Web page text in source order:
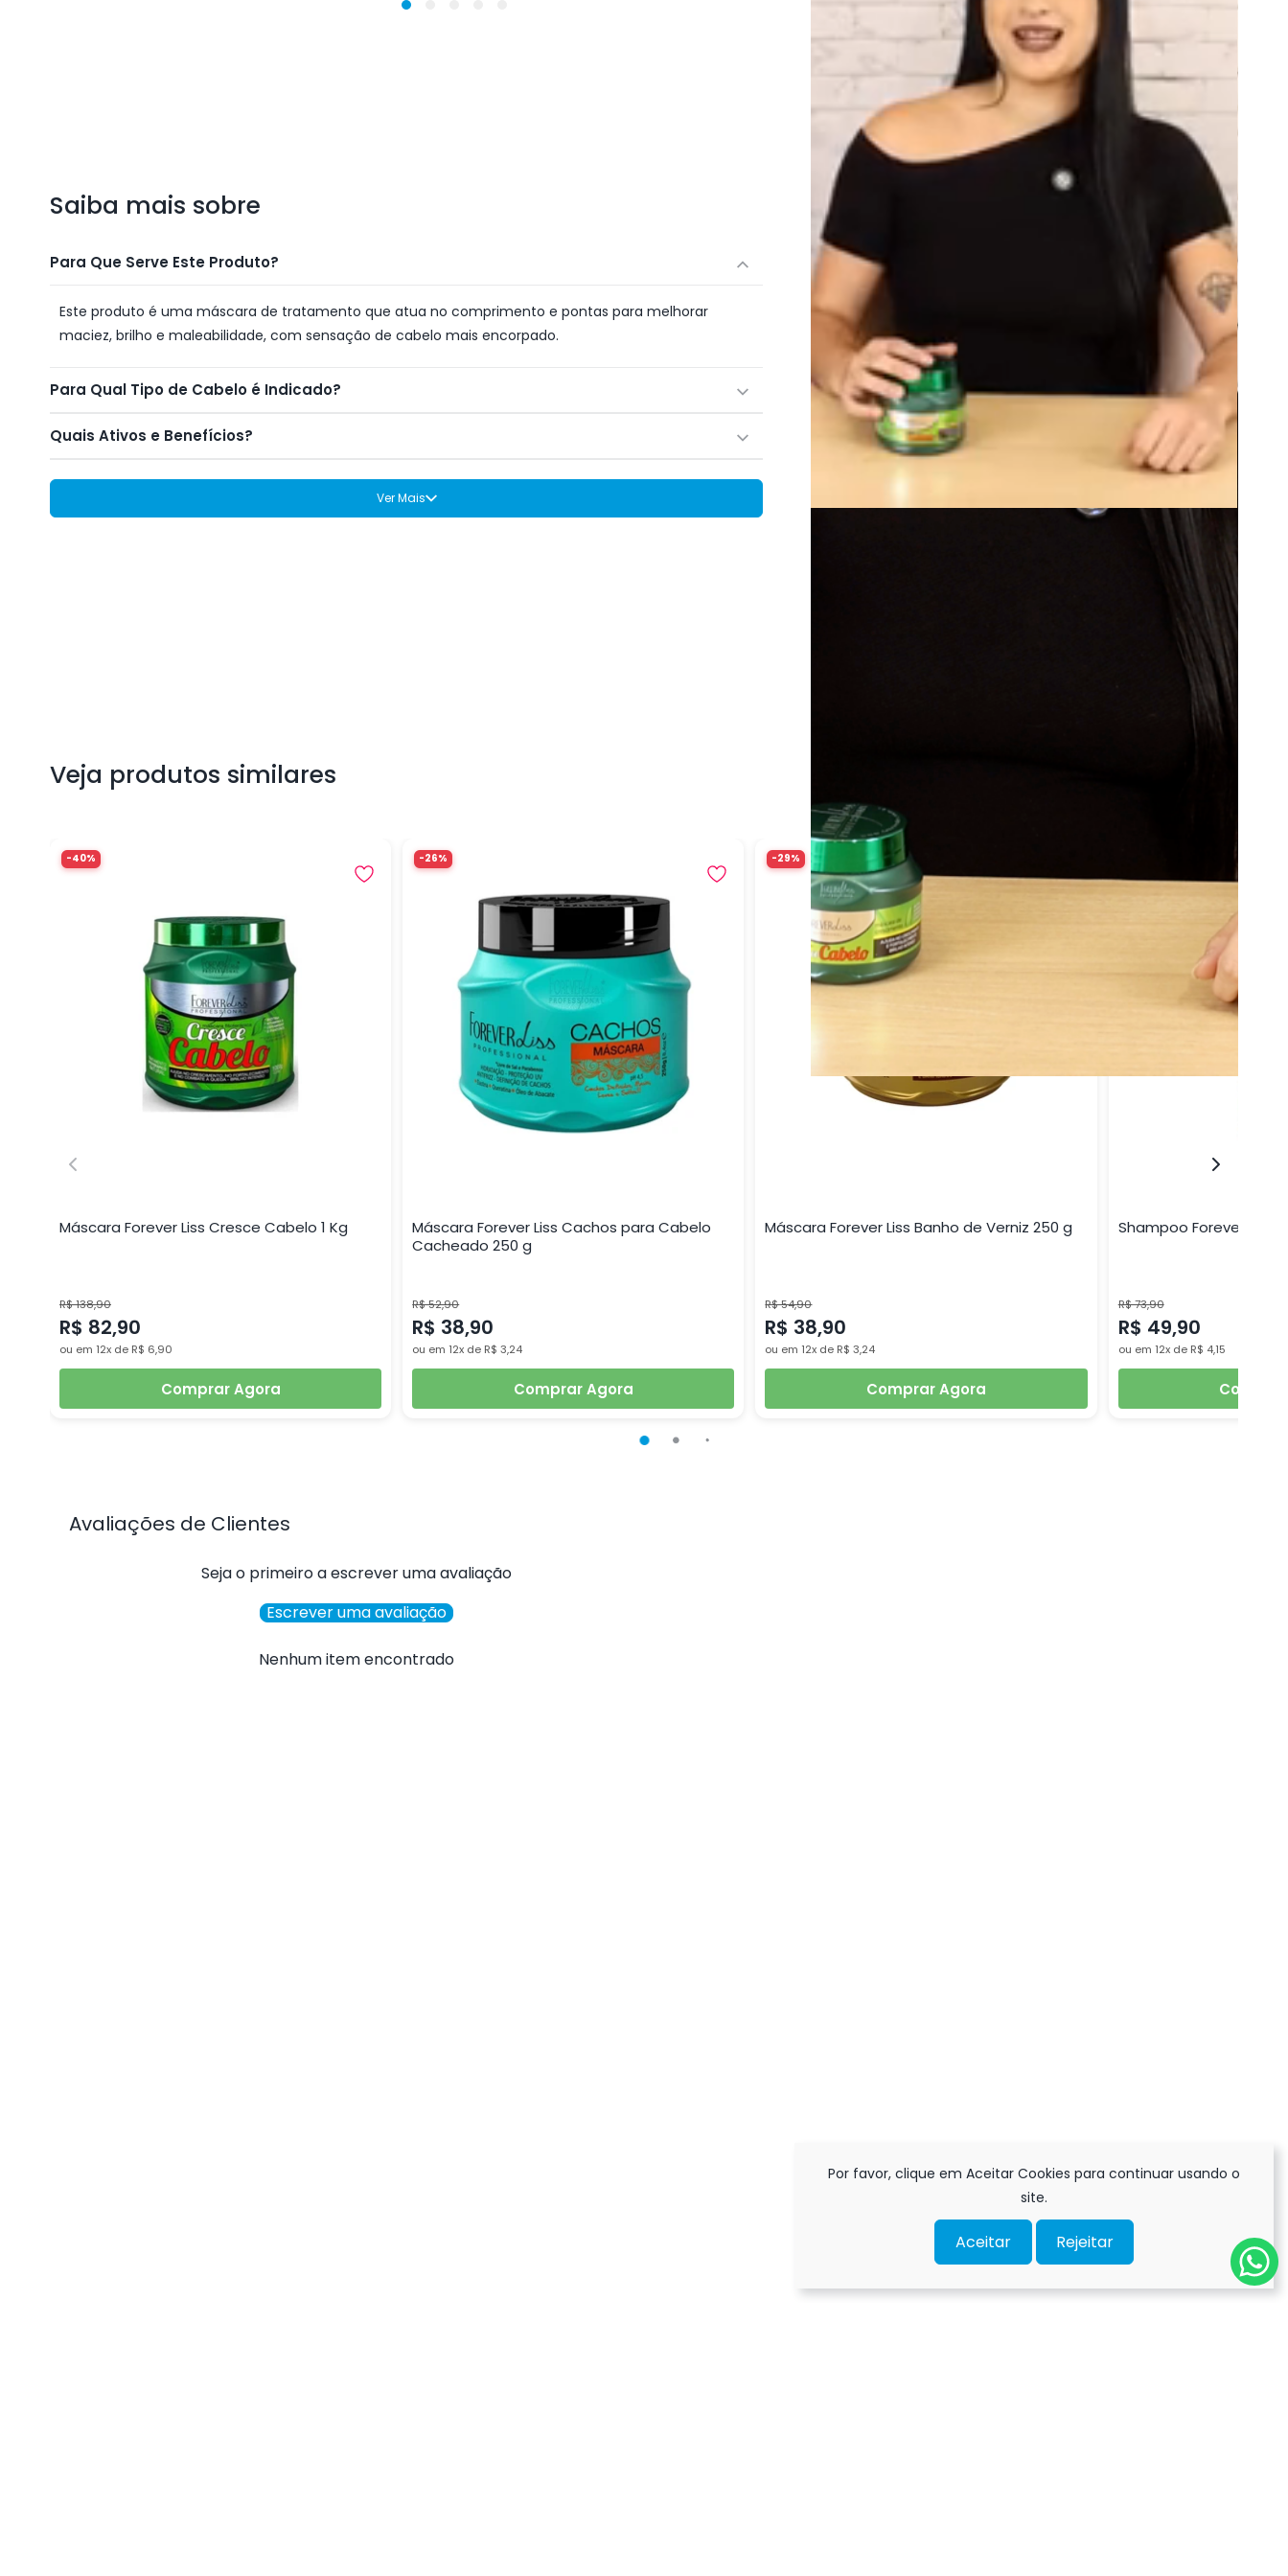
de quarta a sexta das 11h às
Saiba mais sobre
Para Que Serve Este Produto?
Este produto é uma máscara de tratamento que atua no comprimento e pontas para melhorar
maciez, brilho e maleabilidade, com sensação de cabelo mais encorpado.
Para Qual Tipo de Cabelo é Indicado?
Quais Ativos e Benefícios?
Ver Mais
Veja produtos similares
-40%
Máscara Forever Liss Cresce Cabelo 1 Kg
R$ 138,90
R$ 82,90
ou em 12x de R$ 6,90
Comprar Agora
-26%
Máscara Forever Liss Cachos para Cabelo
Cacheado 250 g
R$ 52,90
R$ 38,90
ou em 12x de R$ 3,24
Comprar Agora
-29%
Máscara Forever Liss Banho de Verniz 250 g
R$ 54,90
R$ 38,90
ou em 12x de R$ 3,24
Comprar Agora
Shampoo Forever Liss
R$ 73,90
R$ 49,90
ou em 12x de R$ 4,15
Avaliações de Clientes
Seja o primeiro a escrever uma avaliação
Escrever uma avaliação
Nenhum item encontrado
Por favor, clique em Aceitar Cookies para continuar usando o
site.
Aceitar Rejeitar